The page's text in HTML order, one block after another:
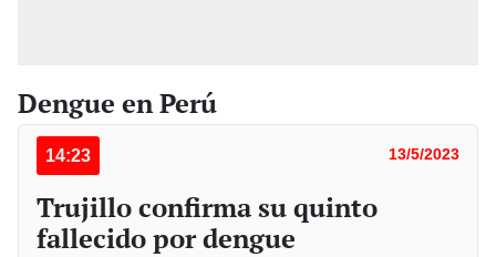
Dengue en Perú
14:23 13/5/2023
Trujillo confirma su quinto
fallecido por dengue